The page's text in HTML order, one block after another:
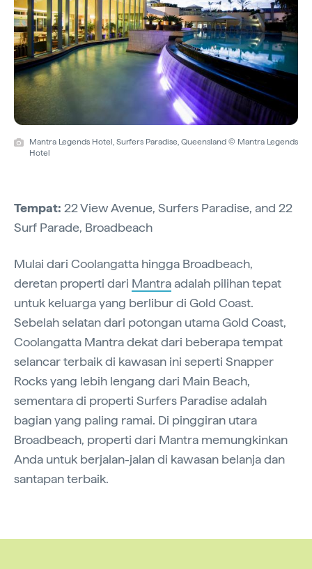
Mantra Legends Hotel, Surfers Paradise, Queensland © Mantra Legends
Hotel
Tempat: 22 View Avenue, Surfers Paradise, and 22
Surf Parade, Broadbeach
Mulai dari Coolangatta hingga Broadbeach,
deretan properti dari Mantraadalah pilihan tepat
untuk keluarga yang berlibur di Gold Coast.
Sebelah selatan dari potongan utama Gold Coast,
Coolangatta Mantra dekat dari beberapa tempat
selancar terbaik di kawasan ini seperti Snapper
Rocks yang lebih lengang dari Main Beach,
sementara di properti Surfers Paradise adalah
bagian yang paling ramai. Di pinggiran utara
Broadbeach, properti dari Mantra memungkinkan
Anda untuk berjalan-jalan di kawasan belanja dan
santapan terbaik.